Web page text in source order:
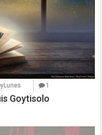
1
Goytisolo